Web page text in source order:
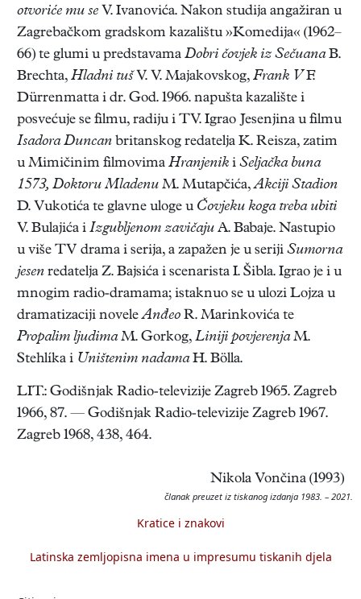
otvoriće mu se V. Ivanovića. Nakon studija angažiran u
Zagrebačkom gradskom kazalištu »Komedija« (1962–
66) te glumi u predstavama Dobri čovjek iz SečuanaB.
Brechta, Hladni tušV. V. Majakovskog, Frank V F.
Dürrenmatta i dr. God. 1966. napušta kazalište i
posvećuje se filmu, radiju i TV. Igrao Jesenjina u filmu
Isadora Duncan britanskog redatelja K. Reisza, zatim
u Mimičinim filmovima Hranjenik i Seljačka buna
1573, Doktoru Mladenu M. Mutapčića,Akciji Stadion
D. Vukotića te glavne uloge u Čovjeku koga treba ubiti
V. Bulajića i Izgubljenom zavičaju A. Babaje. Nastupio
u više TV drama i serija, a zapažen je u seriji Sumorna
jesen redatelja Z. Bajsića i scenarista I. Šibla. Igrao je i u
mnogim radio-dramama; istaknuo se u ulozi Lojza u
dramatizaciji noveleAnđeo R. Marinkovića te
Propalim ljudimaM. Gorkog, Liniji povjerenjaM.
Stehlíka i Uništenim nadamaH. Bölla.
LIT.: Godišnjak Radio-televizije Zagreb 1965. Zagreb
1966, 87. — Godišnjak Radio-televizije Zagreb 1967.
Zagreb 1968, 438, 464.
Nikola Vončina (1993)
članak preuzet iz tiskanog izdanja 1983. – 2021.
Kratice i znakovi
Latinska zemljopisna imena u impresumu tiskanih djela